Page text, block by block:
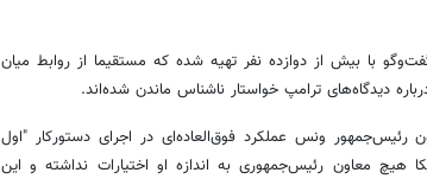
با بیش از دوازده نفر تهیه شده که مستقیما از روابط میان
دیدگاه‌های ترامپ خواستار ناشناس ماندن شده‌اند.
رئیس‌جمهور ونس عملکرد فوق‌العاده‌ای در اجرای دستورکار "اول
هیچ معاون رئیس‌جمهوری به اندازه او اختیارات نداشته و این